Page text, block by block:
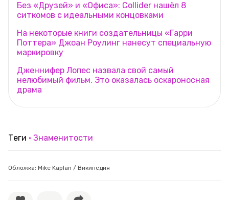
Без «Друзей» и «Офиса»: Collider нашёл 8
ситкомов с идеальными концовками
На некоторые книги создательницы «Гарри
Поттера» Джоан Роулинг нанесут специальную
маркировку
Дженнифер Лопес назвала свой самый
нелюбимый фильм. Это оказалась оскароносная
драма
Теги Знаменитости
Обложка: Mike Kaplan / Википедия